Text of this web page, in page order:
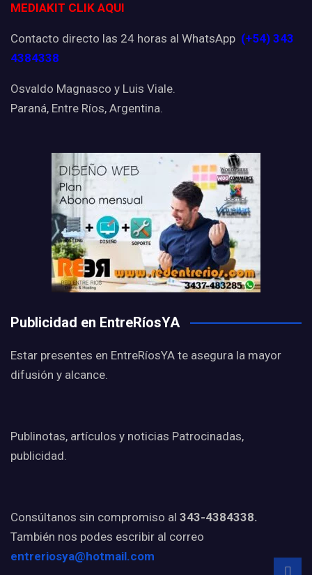
MEDIAKIT CLIK AQUI
Contacto directo las 24 horas al WhatsApp (+54) 343
4384338
Osvaldo Magnasco y Luis Viale.
Paraná, Entre Ríos, Argentina.
Publicidad en EntreRíosYA
Estar presentes en EntreRíosYA te asegura la mayor
difusión y alcance.
Publinotas, artículos y noticias Patrocinadas,
publicidad.
Consúltanos sin compromiso al 343-4384338.
También nos podes escribir al correo
entreriosya@hotmail.com